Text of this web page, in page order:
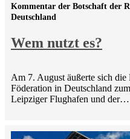
Wem nutzt es?
Kommentar der Botschaft der
Deutschland
Am 7. August äußerte sich die
Föderation in Deutschland
Leipziger Flughafen und der…